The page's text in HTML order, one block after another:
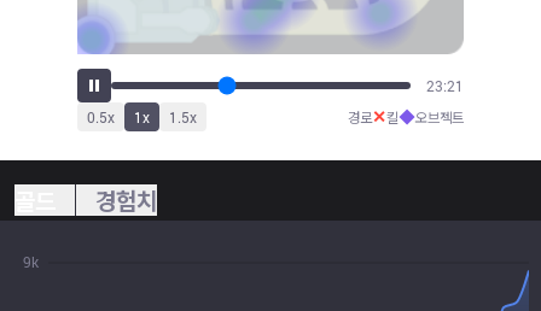
25:47
0.5x 1x 1.5x 경로✕킬◆오브젝트
경험치
9k